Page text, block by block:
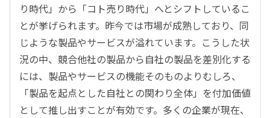
り時代」から「コト売り時代」へとシフトしているこ
とが挙げられます。昨今では市場が成熟しており、同
じような製品やサービスが溢れています。こうした状
況の中、競合他社の製品から自社の製品を差別化する
には、製品やサービスの機能そのものよりむしろ、
「製品を起点とした自社との関わり全体」を付加価値
として推し出すことが有効です。多くの企業が現在、